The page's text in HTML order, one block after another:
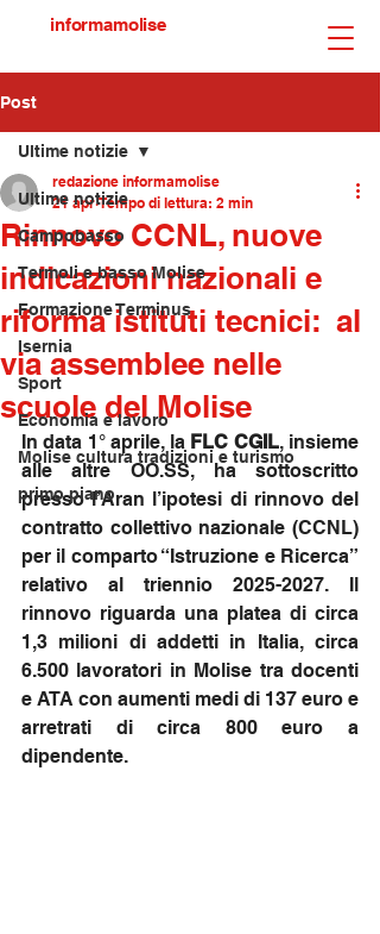
informamolise
Post
Ultime notizie
Campobasso
Termoli e basso Molise
Formazione Terminus
Isernia
Sport
Economia e lavoro
Molise cultura tradizioni e turismo
primo piano
Ultime notizie
Rinnovo CCNL, nuove
indicazioni nazionali e
riforma istituti tecnici: al
via assemblee nelle
scuole del Molise
redazione informamolise
21 apr Tempo di lettura: 2 min
In data 1° aprile, la FLC CGIL, insieme
alle altre OO.SS, ha sottoscritto
presso l’Aran l’ipotesi di rinnovo del
contratto collettivo nazionale (CCNL)
per il comparto “Istruzione e Ricerca”
relativo al triennio 2025-2027. Il
rinnovo riguarda una platea di circa
1,3 milioni di addetti in Italia, circa
6.500 lavoratori in Molise tra docenti
e ATA con aumenti medi di 137 euro e
arretrati di circa 800 euro a
dipendente.